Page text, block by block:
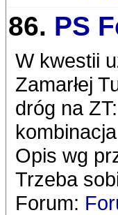
86. PS
W kwestii
Zamarłej
dróg na
Opis wg
Trzeba
Forum: